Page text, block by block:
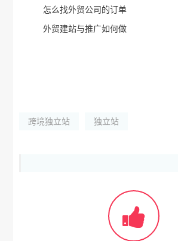
怎么找外贸公司的订单
外贸建站与推广如何做
跨境独立站 独立站